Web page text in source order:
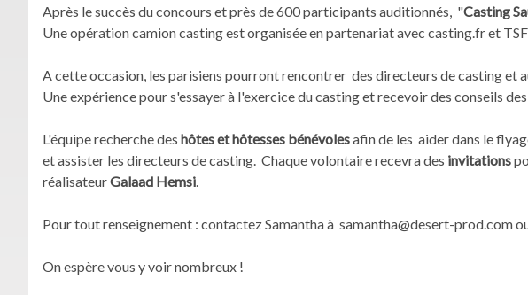
Après le succès du concours et près de 600 participants auditionnés, "Casting
Une opération camion casting est organisée en partenariat avec casting.fr et
A cette occasion, les parisiens pourront rencontrer des directeurs de casting et
Une expérience pour s'essayer à l'exercice du casting et recevoir des conseils
L'équipe recherche des hôtes et hôtesses bénévolesafin de les aider dans le
et assister les directeurs de casting. Chaque volontaire recevra des invitations
réalisateurGalaad Hemsi.
Pour tout renseignement : contactez Samantha à samantha@desert-prod.com
On espère vous y voir nombreux !